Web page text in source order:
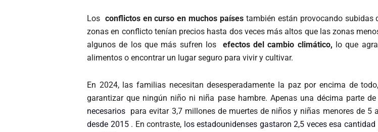
Los conflictos en curso en muchos países también están provocando subidas
zonas en conflicto tenían precios hasta dos veces más altos que las zonas
algunos de los que más sufren los
efectos del cambio climático, lo que
alimentos o encontrar un lugar seguro para vivir y cultivar.
En 2024, las familias necesitan desesperadamente la paz por encima de
garantizar que ningún niño ni niña pase hambre. Apenas una décima parte
necesarios para evitar 3,7 millones de muertes de niños y niñas menores de 5
desde 2015. En contraste, los estadounidenses gastaron 2,5 veces esa